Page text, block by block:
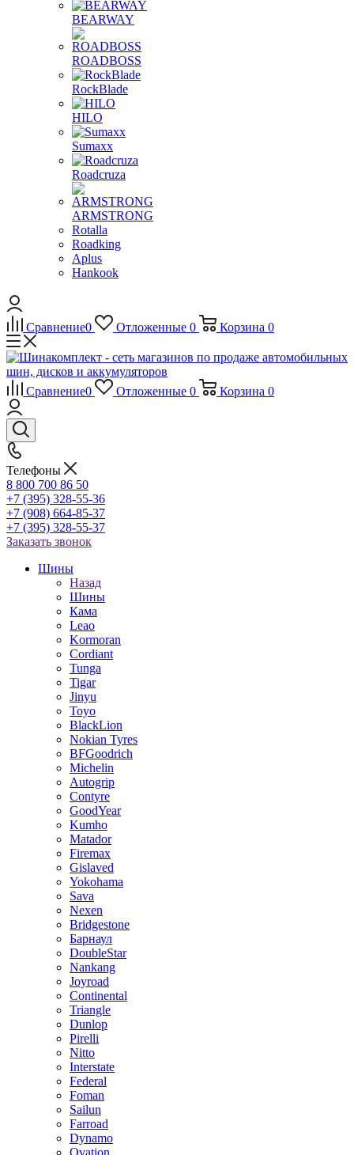
BEARWAY
ROADBOSS
RockBlade
HILO
Sumaxx
Roadcruza
ARMSTRONG
Rotalla
Roadking
Aplus
Hankook
Сравнение0 Отложенные 0 Корзина 0
Сравнение0 Отложенные 0 Корзина 0
Телефоны
8 800 700 86 50
+7 (395) 328-55-36
+7 (908) 664-85-37
+7 (395) 328-55-37
Заказать звонок
Шины
Назад
Шины
Кама
Leao
Kormoran
Cordiant
Tunga
Tigar
Jinyu
Toyo
BlackLion
Nokian Tyres
BFGoodrich
Michelin
Autogrip
Contyre
GoodYear
Kumho
Matador
Firemax
Gislaved
Yokohama
Sava
Nexen
Bridgestone
Барнаул
DoubleStar
Nankang
Joyroad
Continental
Triangle
Dunlop
Pirelli
Nitto
Interstate
Federal
Foman
Sailun
Farroad
Dynamo
Ovation